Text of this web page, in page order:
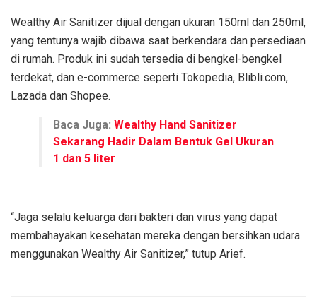
Wealthy Air Sanitizer dijual dengan ukuran 150ml dan 250ml,
yang tentunya wajib dibawa saat berkendara dan persediaan
di rumah. Produk ini sudah tersedia di bengkel-bengkel
terdekat, dan e-commerce seperti Tokopedia, Blibli.com,
Lazada dan Shopee.
Baca Juga: Wealthy Hand Sanitizer
Sekarang Hadir Dalam Bentuk Gel Ukuran
1 dan 5 liter
“Jaga selalu keluarga dari bakteri dan virus yang dapat
membahayakan kesehatan mereka dengan bersihkan udara
menggunakan Wealthy Air Sanitizer,” tutup Arief.